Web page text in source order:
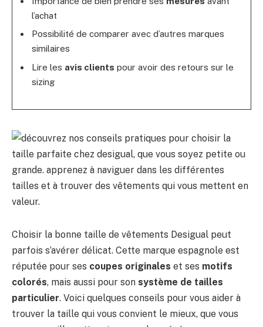
l’achat
Possibilité de comparer avec d’autres marques
similaires
Lire les avis clients pour avoir des retours sur le
sizing
Choisir la bonne taille de vêtements Desigual peut
parfois s’avérer délicat. Cette marque espagnole est
réputée pour ses coupes originales et ses motifs
colorés, mais aussi pour son système de tailles
particulier. Voici quelques conseils pour vous aider à
trouver la taille qui vous convient le mieux, que vous